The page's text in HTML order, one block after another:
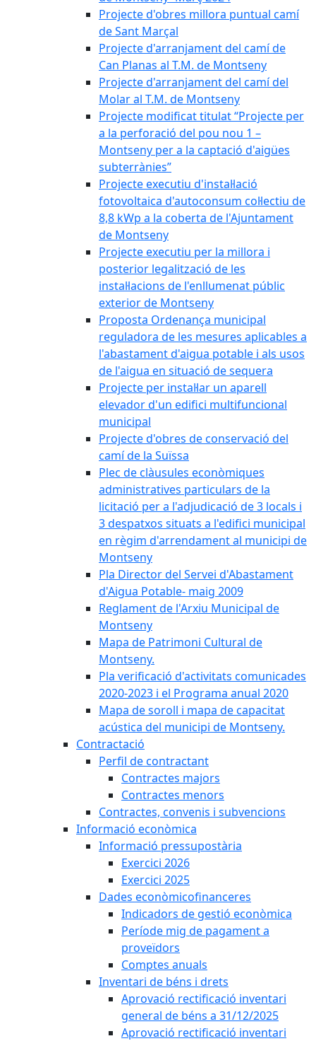
Projecte d'obres millora puntual camí
de Sant Marçal
Projecte d'arranjament del camí de
Can Planas al T.M. de Montseny
Projecte d'arranjament del camí del
Molar al T.M. de Montseny
Projecte modificat titulat “Projecte per
a la perforació del pou nou 1 –
Montseny per a la captació d'aigües
subterrànies”
Projecte executiu d'instal·lació
fotovoltaica d'autoconsum col·lectiu de
8,8 kWp a la coberta de l'Ajuntament
de Montseny
Projecte executiu per la millora i
posterior legalització de les
instal·lacions de l'enllumenat públic
exterior de Montseny
Proposta Ordenança municipal
reguladora de les mesures aplicables a
l'abastament d'aigua potable i als usos
de l'aigua en situació de sequera
Projecte per instal·lar un aparell
elevador d'un edifici multifuncional
municipal
Projecte d'obres de conservació del
camí de la Suïssa
Plec de clàusules econòmiques
administratives particulars de la
licitació per a l'adjudicació de 3 locals i
3 despatxos situats a l'edifici municipal
en règim d'arrendament al municipi de
Montseny
Pla Director del Servei d'Abastament
d'Aigua Potable- maig 2009
Reglament de l'Arxiu Municipal de
Montseny
Mapa de Patrimoni Cultural de
Montseny.
Pla verificació d'activitats comunicades
2020-2023 i el Programa anual 2020
Mapa de soroll i mapa de capacitat
acústica del municipi de Montseny.
Contractació
Perfil de contractant
Contractes majors
Contractes menors
Contractes, convenis i subvencions
Informació econòmica
Informació pressupostària
Exercici 2026
Exercici 2025
Dades econòmicofinanceres
Indicadors de gestió econòmica
Període mig de pagament a
proveïdors
Comptes anuals
Inventari de béns i drets
Aprovació rectificació inventari
general de béns a 31/12/2025
Aprovació rectificació inventari